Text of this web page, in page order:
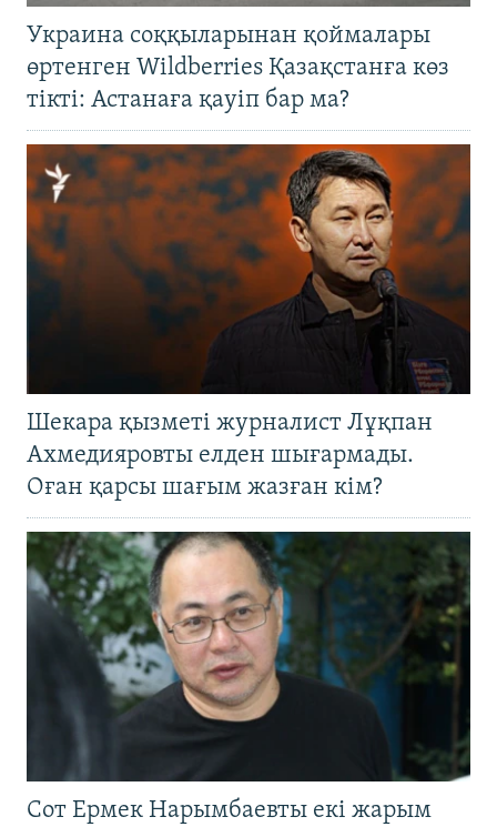
Украина соққыларынан қоймалары
өртенген Wildberries Қазақстанға көз
тікті: Астанаға қауіп бар ма?
Шекара қызметі журналист Лұқпан
Ахмедияровты елден шығармады.
Оған қарсы шағым жазған кім?
Сот Ермек Нарымбаевты екі жарым